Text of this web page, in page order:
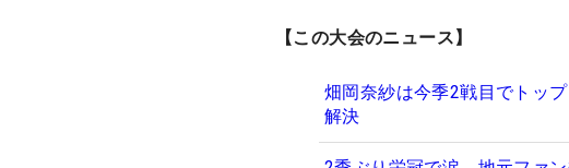
【この大会のニュース】
畑岡奈紗は今季2戦目でトッ
解決